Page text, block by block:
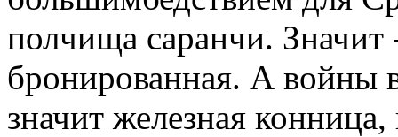
полчища саранчи. Значит
бронированная. А войны
значит железная